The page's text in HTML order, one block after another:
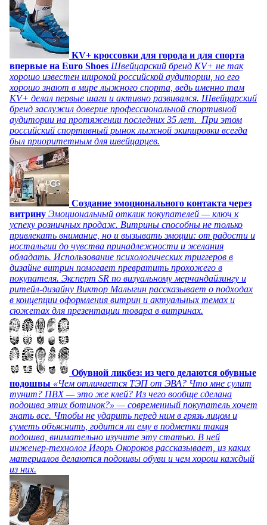
KV+ кроссовки для города и для спорта
впервые на Euro Shoes Швейцарский бренд KV+ не так
хорошо известен широкой российской аудитории, но его
хорошо знают в мире лыжного спорта, ведь именно там
KV+ делал первые шаги и активно развивался. Швейцарский
бренд заслужил доверие профессиональной спортивной
аудитории на протяжении последних 35 лет. При этом
российский спортивный рынок лыжной экипировки всегда
был приоритетным для швейцарцев.
Создание эмоционального контакта через
витрину Эмоциональный отклик покупателей — ключ к
успеху розничных продаж. Витрины способны не только
привлекать внимание, но и вызывать эмоции: от радости и
ностальгии до чувства принадлежности и желания
обладать. Использование психологических триггеров в
дизайне витрин помогает превратить прохожего в
покупателя. Эксперт SR по визуальному мерчандайзингу и
ритейл-дизайну Виктор Малыгин рассказывает о подходах
в концепции оформления витрин и актуальных темах и
сюжетах для презентации товара в витринах.
Обувной ликбез: из чего делаются обувные
подошвы «Чем отличается ТЭП от ЭВА? Что мне сулит
тунит? ПВХ — это же клей? Из чего вообще сделана
подошва этих ботинок?» — современный покупатель хочет
знать все. Чтобы не ударить перед ним в грязь лицом и
суметь объяснить, годится ли ему в подметки такая
подошва, внимательно изучите эту статью. В ней
инженер-технолог Игорь Окороков рассказывает, из каких
материалов делаются подошвы обуви и чем хорош каждый
из них.